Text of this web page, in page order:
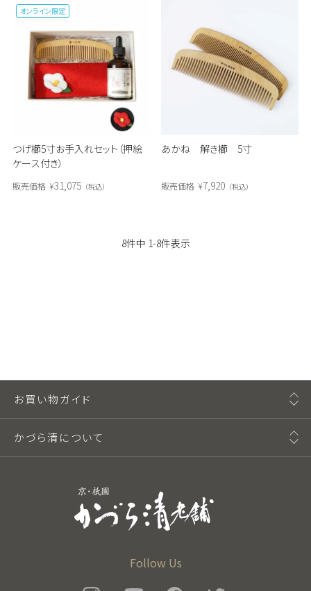
つげ櫛5寸お手入れセット（押絵
ケース付き）
オンライン限定
販売価格 ¥31,075 税込
あかね 解き櫛 5寸
販売価格 ¥7,920 税込
8件中 1-8件表示
Follow Us
お買い物ガイド
かづら清について